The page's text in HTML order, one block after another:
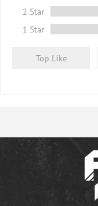
ลูกค้าได้รับคะแนน
เว็บนะครับ
รายละเอียด ระยะเ
2 Star
1 Star
Top Like